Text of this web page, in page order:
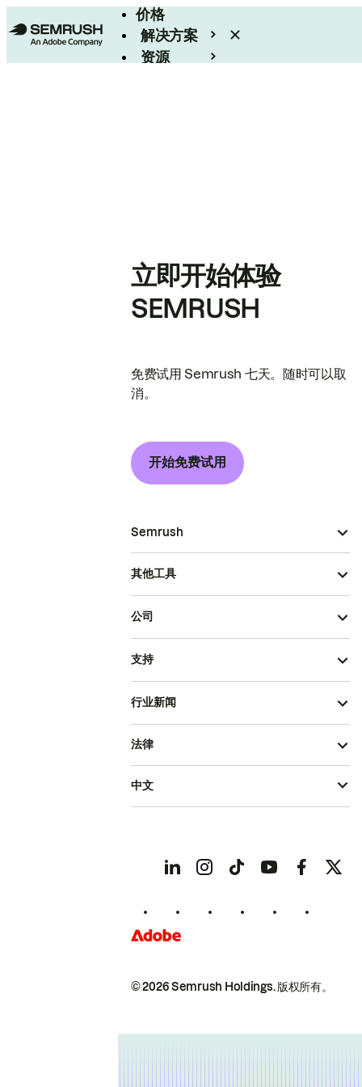
价格
解决方案
资源
立即开始体验
SEMRUSH
免费试用 Semrush 七天。随时可以取
消。
开始免费试用
Semrush
其他工具
公司
支持
行业新闻
© 2026 Semrush Holdings.版权所有。
法律
中文